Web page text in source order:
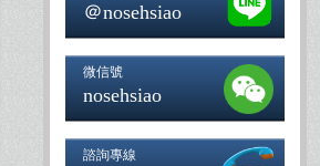
＠nosehsiao
微信號
nosehsiao
諮詢專線